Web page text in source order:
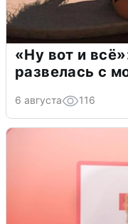
«Ну вот и
развелась с
6 августа 116